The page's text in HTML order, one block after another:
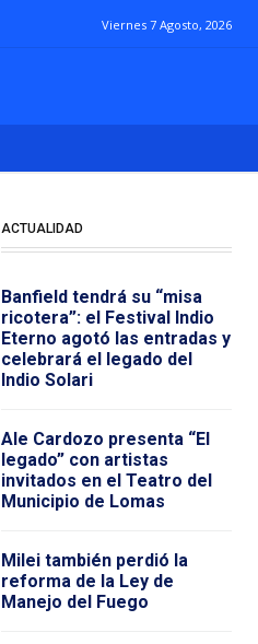
Viernes 7 Agosto, 2026
ACTUALIDAD
Banfield tendrá su “misa
ricotera”: el Festival Indio
Eterno agotó las entradas y
celebrará el legado del
Indio Solari
Ale Cardozo presenta “El
legado” con artistas
invitados en el Teatro del
Municipio de Lomas
Milei también perdió la
reforma de la Ley de
Manejo del Fuego